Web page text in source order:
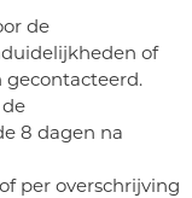
de
of
8 dagen na
per overschrijving